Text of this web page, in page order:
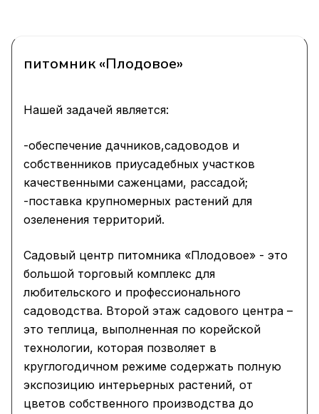
питомник «Плодовое»
Нашей задачей является:
-обеспечение дачников,садоводов и
собственников приусадебных участков
качественными саженцами, рассадой;
-поставка крупномерных растений для
озеленения территорий.
Садовый центр питомника «Плодовое» - это
большой торговый комплекс для
любительского и профессионального
садоводства. Второй этаж садового центра –
это теплица, выполненная по корейской
технологии, которая позволяет в
круглогодичном режиме содержать полную
экспозицию интерьерных растений, от
цветов собственного производства до